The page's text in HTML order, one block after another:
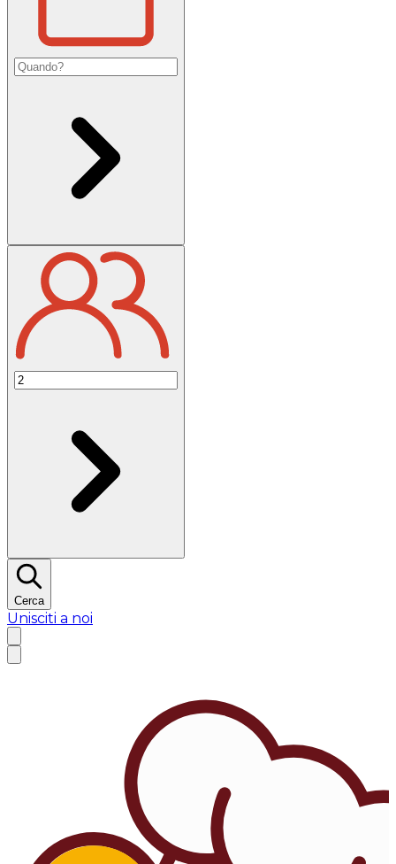
Cerca
Unisciti a noi